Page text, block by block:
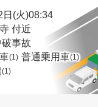
日(火)08:34
付近
事故
(1) 普通乗用車(1)
(1)